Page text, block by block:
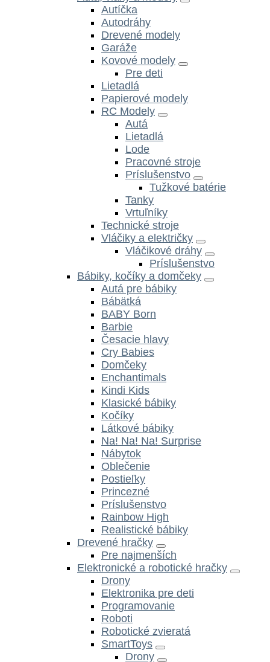
Autíčka
Autodráhy
Drevené modely
Garáže
Kovové modely
Pre deti
Lietadlá
Papierové modely
RC Modely
Autá
Lietadlá
Lode
Pracovné stroje
Príslušenstvo
Tužkové batérie
Tanky
Vrtuľníky
Technické stroje
Vláčiky a električky
Vláčikové dráhy
Príslušenstvo
Bábiky, kočíky a domčeky
Autá pre bábiky
Bábätká
BABY Born
Barbie
Česacie hlavy
Cry Babies
Domčeky
Enchantimals
Kindi Kids
Klasické bábiky
Kočíky
Látkové bábiky
Na! Na! Na! Surprise
Nábytok
Oblečenie
Postieľky
Princezné
Príslušenstvo
Rainbow High
Realistické bábiky
Drevené hračky
Pre najmenších
Elektronické a robotické hračky
Drony
Elektronika pre deti
Programovanie
Roboti
Robotické zvieratá
SmartToys
Drony